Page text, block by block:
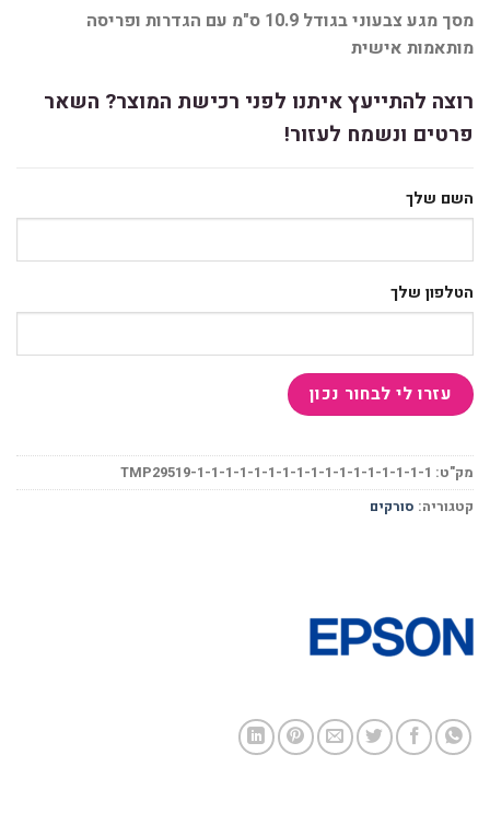
מסך מגע צבעוני בגודל 10.9 ס"מ עם הגדרות ופריסה
מותאמות אישית
רוצה להתייעץ איתנו לפני רכישת המוצר? השאר
פרטים ונשמח לעזור!
השם שלך
הטלפון שלך
מק"ט:TMP29519-1-1-1-1-1-1-1-1-1-1-1-1-1-1-1-1-1
קטגוריה:סורקים